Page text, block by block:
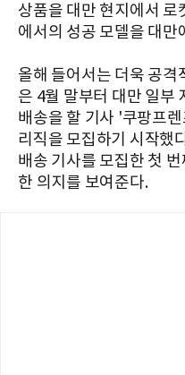
상품을 대만 현지에서 로
에서의 성공 모델을 대만
올해 들어서는 더욱 공격
은 4월 말부터 대만 일부
배송을 할 기사 '쿠팡프
리직을 모집하기 시작했
배송 기사를 모집한 첫
한 의지를 보여준다.